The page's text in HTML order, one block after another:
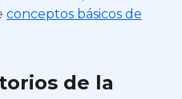
conceptos básicos de
de la